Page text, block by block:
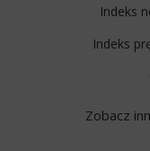
Indeks
Indeks
Zobacz